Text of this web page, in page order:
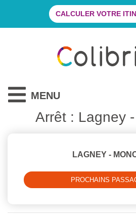
CALCULER VOTRE
MENU
Arrêt : Lagney
LAGNEY -
PROCHAINS